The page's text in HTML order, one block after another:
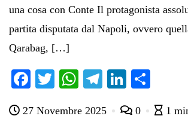
una cosa con Conte Il protagonista
partita disputata dal Napoli, ovvero
Qarabag, […]
Fa
bo
T
tte
W
ts
Te
gr
Li
ed
di
27 Novembre 2025 0 1